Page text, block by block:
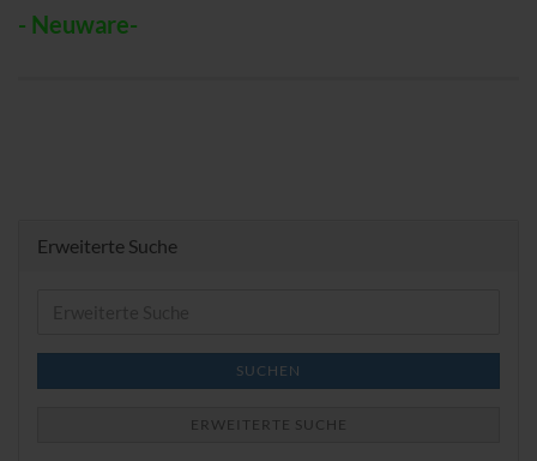
- Neuware-
Erweiterte Suche
SUCHEN
ERWEITERTE SUCHE